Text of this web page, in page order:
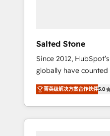
Salted Stone
Since 2012,
globally have
migrations, change
integration, and
deliver measurable
brand experiences As one of the few full-
菁英级解决方案合作伙伴5.0